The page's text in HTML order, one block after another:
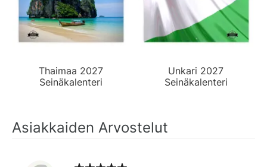
Thaimaa 2027
Seinäkalenteri
Unkari 2027
Seinäkalenteri
Asiakkaiden Arvostelut